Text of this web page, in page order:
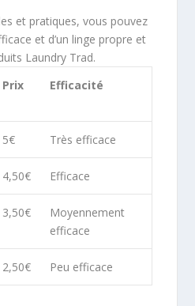
et pratiques, vous pouvez
et d’un linge propre et
Laundry Trad.
Prix Efficacité
5€ Très efficace
4,50€ Efficace
3,50€
Moyennement
efficace
2,50€ Peu efficace